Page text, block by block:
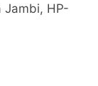
Jambi, HP-